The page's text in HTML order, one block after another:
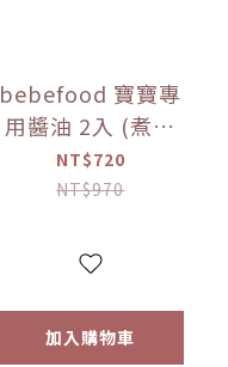
bebefood 寶寶專
用醬油 2入 (煮湯
*1+沾用*1) +little
pasta造型義大利麵
限定】
NT$720
NT$970
加入購物車